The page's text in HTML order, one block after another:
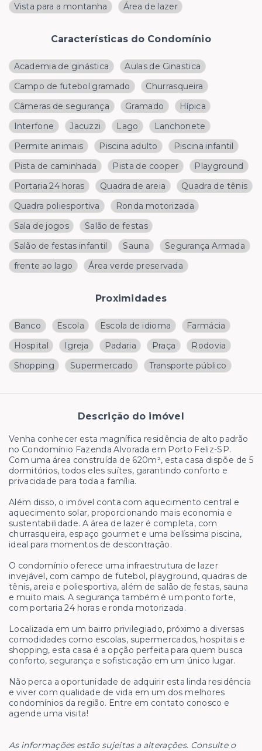
Vista para a montanha
Área de lazer
Características do Condomínio
Academia de ginástica
Aulas de Ginastica
Campo de futebol gramado
Churrasqueira
Câmeras de segurança
Gramado
Hípica
Interfone
Jacuzzi Lago
Lanchonete
Permite animais
Piscina adulto
Piscina infantil
Pista de caminhada
Pista de cooper
Playground
Portaria 24 horas
Quadra de areia
Quadra de tênis
Quadra poliesportiva
Ronda motorizada
Sala de jogos
Salão de festas
Salão de festas infantil
Sauna
Segurança Armada
frente ao lago
Área verde preservada
Proximidades
Banco Escola Escola de idioma
Farmácia
Hospital
Igreja Padaria Praça
Rodovia
Shopping
Supermercado Transporte público
Descrição do imóvel
Venha conhecer esta magnífica residência de alto padrão
no Condomínio Fazenda Alvorada em Porto Feliz-SP.
Com uma área construída de 620m², esta casa dispõe de 5
dormitórios, todos eles suítes, garantindo conforto e
privacidade para toda a família.
Além disso, o imóvel conta com aquecimento central e
aquecimento solar, proporcionando mais economia e
sustentabilidade. A área de lazer é completa, com
churrasqueira, espaço gourmet e uma belíssima piscina,
ideal para momentos de descontração.
O condomínio oferece uma infraestrutura de lazer
invejável, com campo de futebol, playground, quadras de
tênis, areia e poliesportiva, além de salão de festas, sauna
e muito mais. A segurança também é um ponto forte,
com portaria 24 horas e ronda motorizada.
Localizada em um bairro privilegiado, próximo a diversas
comodidades como escolas, supermercados, hospitais e
shopping, esta casa é a opção perfeita para quem busca
conforto, segurança e sofisticação em um único lugar.
Não perca a oportunidade de adquirir esta linda residência
e viver com qualidade de vida em um dos melhores
condomínios da região. Entre em contato conosco e
agende uma visita!
As informações estão sujeitas a alterações. Consulte o